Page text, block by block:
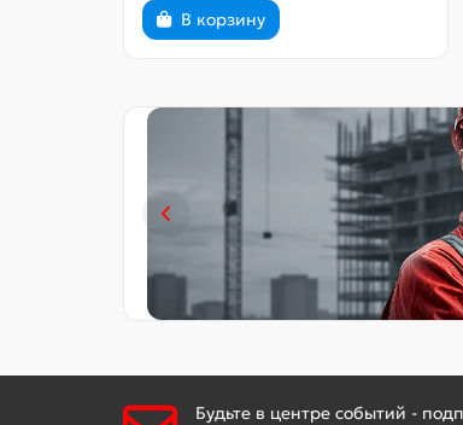
В корзину
Будьте в центре событий -